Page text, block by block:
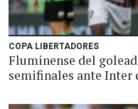
COPA LIBERTADORES
Fluminense del
semifinales ante Inter